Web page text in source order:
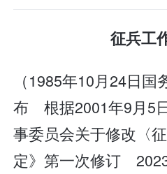
征兵工
（1985年10月24日
布 根据2001年9月5
事委员会关于修改〈
定》第一次修订